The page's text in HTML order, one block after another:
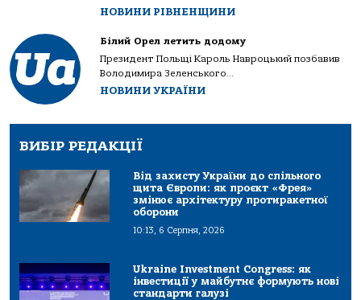
НОВИНИ РІВНЕНЩИНИ
Білий Орел летить додому
Президент Польщі Кароль Навроцький позбавив
Володимира Зеленського...
НОВИНИ УКРАЇНИ
ВИБІР РЕДАКЦІЇ
Від захисту України до спільного
щита Європи: як проєкт «Фрея»
змінює архітектуру протиракетної
оборони
10:13, 6 Серпня, 2026
Ukraine Investment Congress: як
інвестиції у майбутнє формують нові
стандарти галузі